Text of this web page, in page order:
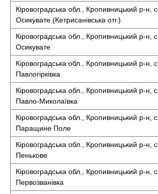
Кіровоградська обл., Кропивницький р-н, с.
Осикувате (Кетрисанівська отг.)
Кіровоградська обл., Кропивницький р-н, с.
Осикувате
Кіровоградська обл., Кропивницький р-н, с.
Павлогірківка
Кіровоградська обл., Кропивницький р-н, с.
Павло-Миколаївка
Кіровоградська обл., Кропивницький р-н, с.
Паращине Поле
Кіровоградська обл., Кропивницький р-н, с.
Пенькове
Кіровоградська обл., Кропивницький р-н, с.
Первозванівка